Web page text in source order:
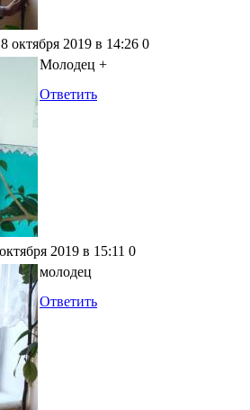
8 октября 2019 в 14:26 0
Молодец +
Ответить
2019 в 15:11 0
молодец
Ответить